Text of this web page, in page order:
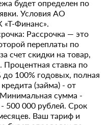
будет определен по
Условия АО
Финанс».
Рассрочка — это
переплаты по
счет скидки на товар,
ставка по
до 100% годовых, полная
(займа) - от
сумма -
500 000 рублей. Срок
Ваш тариф и